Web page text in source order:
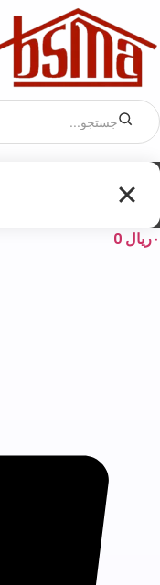
۰ریال 0